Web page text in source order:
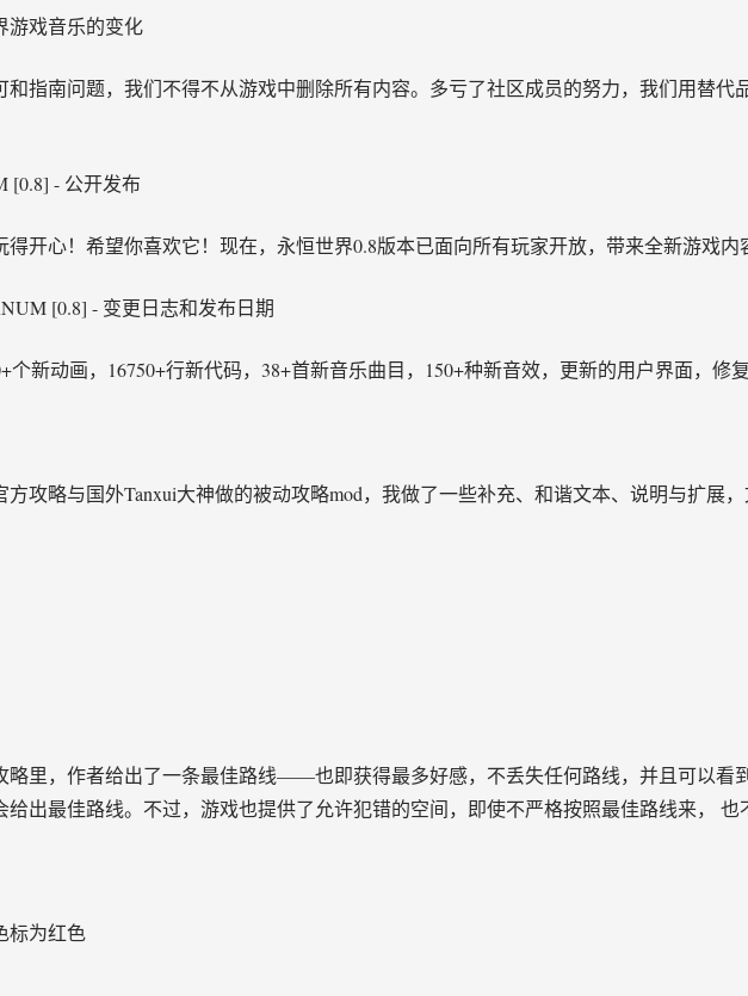
游戏音乐的变化
和指南问题，我们不得不从游戏中删除所有内容。多亏了社区成员的努力，我们用替代
[0.8] - 公开发布
开心！希望你喜欢它！现在，永恒世界0.8版本已面向所有玩家开放，带来全新游戏内
[0.8] - 变更日志和发布日期
个新动画，16750+行新代码，38+首新音乐曲目，150+种新音效，更新的用户界面，修
方攻略与国外Tanxui大神做的被动攻略mod，我做了一些补充、和谐文本、说明与扩展
略里，作者给出了一条最佳路线——也即获得最多好感，不丢失任何路线，并且可以看
出最佳路线。不过，游戏也提供了允许犯错的空间，即使不严格按照最佳路线来， 也
标为红色